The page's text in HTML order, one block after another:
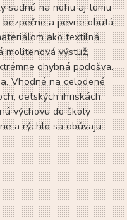
sadnú na nohu aj tomu
a pevne obutá
ako textilná
molitenová výstuž,
ohybná podošva.
Vhodné na celodené
detských ihriskách.
výchovu do školy -
a rýchlo sa obúvaju.